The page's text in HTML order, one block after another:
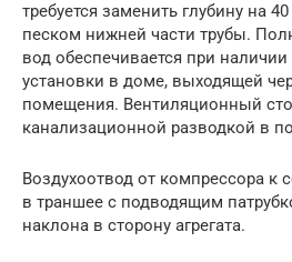
требуется заменить глубину на
песком нижней части трубы.
вод обеспечивается при
установки в доме, выходящей
помещения. Вентиляционный
канализационной разводкой в
Воздухоотвод от компрессора к
в траншее с подводящим
наклона в сторону агрегата.